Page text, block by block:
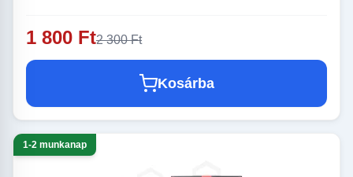
1 800 Ft2 300 Ft
Kosárba
1-2 munkanap